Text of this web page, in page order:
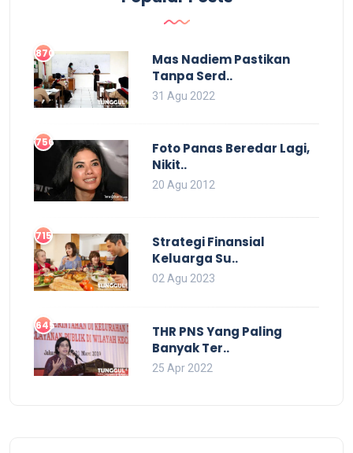
870
Mas Nadiem Pastikan
Tanpa Serd..
31 Agu 2022
756
Foto Panas Beredar Lagi,
Nikit..
20 Agu 2012
715
Strategi Finansial
Keluarga Su..
02 Agu 2023
645
THR PNS Yang Paling
Banyak Ter..
25 Apr 2022